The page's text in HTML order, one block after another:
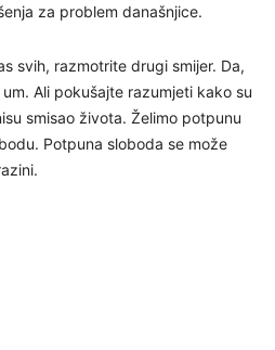
za problem današnjice.
svih, razmotrite drugi smijer. Da,
Ali pokušajte razumjeti kako su
smisao života. Želimo potpunu
Potpuna sloboda se može